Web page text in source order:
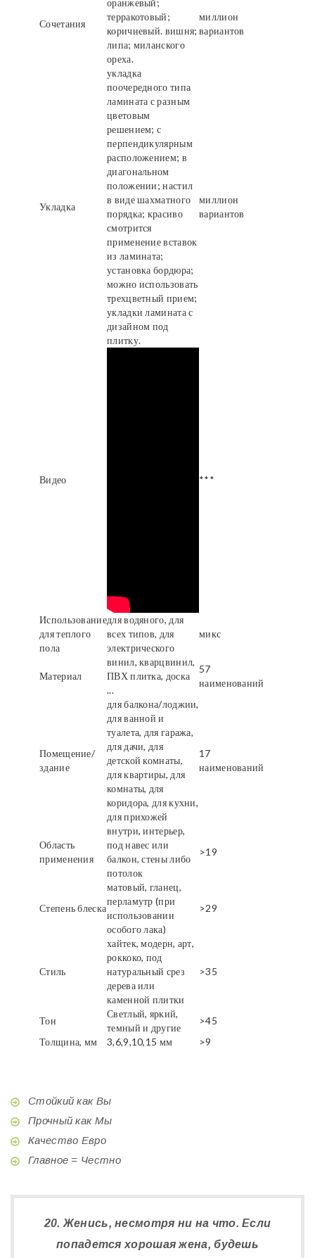
Сочетания
оранжевый;
терракотовый;
коричневый. вишня;
липа; миланского
ореха.
миллион
вариантов
Укладка
укладка
поочередного типа
ламината с разным
цветовым
решением; с
перпендикулярным
расположением; в
диагональном
положении; настил
в виде шахматного
порядка; красиво
смотрится
применение вставок
из ламината;
установка бордюра;
можно использовать
трехцветный прием;
укладки ламината с
дизайном под
плитку.
миллион
вариантов
Видео ***
Использование
для теплого
пола
для водяного, для
всех типов, для
электрического
микс
Материал
винил, кварцвинил,
ПВХ плитка, доска
...
57
наименований
Помещение/
здание
для балкона/лоджии,
для ванной и
туалета, для гаража,
для дачи, для
детской комнаты,
для квартиры, для
комнаты, для
коридора, для кухни,
для прихожей
17
наименований
Область
применения
внутри, интерьер,
под навес или
балкон, стены либо
потолок
>19
Степень блеска
матовый, гланец,
перламутр (при
использовании
особого лака)
>29
Стиль
хайтек, модерн, арт,
роккоко, под
натуральный срез
дерева или
каменной плитки
>35
Тон
Светлый, яркий,
темный и другие
>45
Толщина, мм
3,6,9,10,15 мм >9
Стойкий как Вы
Прочный как Мы
Качество Евро
Главное = Честно
20. Женись, несмотря ни на что. Если
попадется хорошая жена, будешь